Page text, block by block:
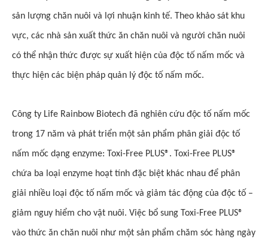
sản lượng chăn nuôi và lợi nhuận kinh tế. Theo khảo sát khu
vực, các nhà sản xuất thức ăn chăn nuôi và người chăn nuôi
có thể nhận thức được sự xuất hiện của độc tố nấm mốc và
thực hiện các biện pháp quản lý độc tố nấm mốc.
Công ty Life Rainbow Biotech đã nghiên cứu độc tố nấm mốc
trong 17 năm và phát triển một sản phẩm phân giải độc tố
nấm mốc dạng enzyme: Toxi-Free PLUS®. Toxi-Free PLUS®
chứa ba loại enzyme hoạt tính đặc biệt khác nhau để phân
giải nhiều loại độc tố nấm mốc và giảm tác động của độc tố –
giảm nguy hiểm cho vật nuôi. Việc bổ sung Toxi-Free PLUS®
vào thức ăn chăn nuôi như một sản phẩm chăm sóc hàng ngày